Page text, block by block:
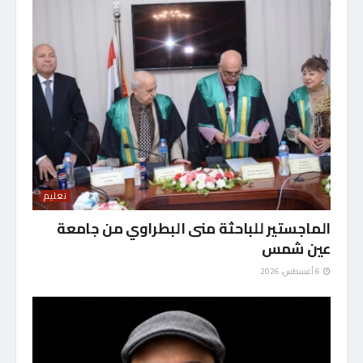
تعليم
الماجستير للباحثة منى البطراوي من جامعة
عين شمس